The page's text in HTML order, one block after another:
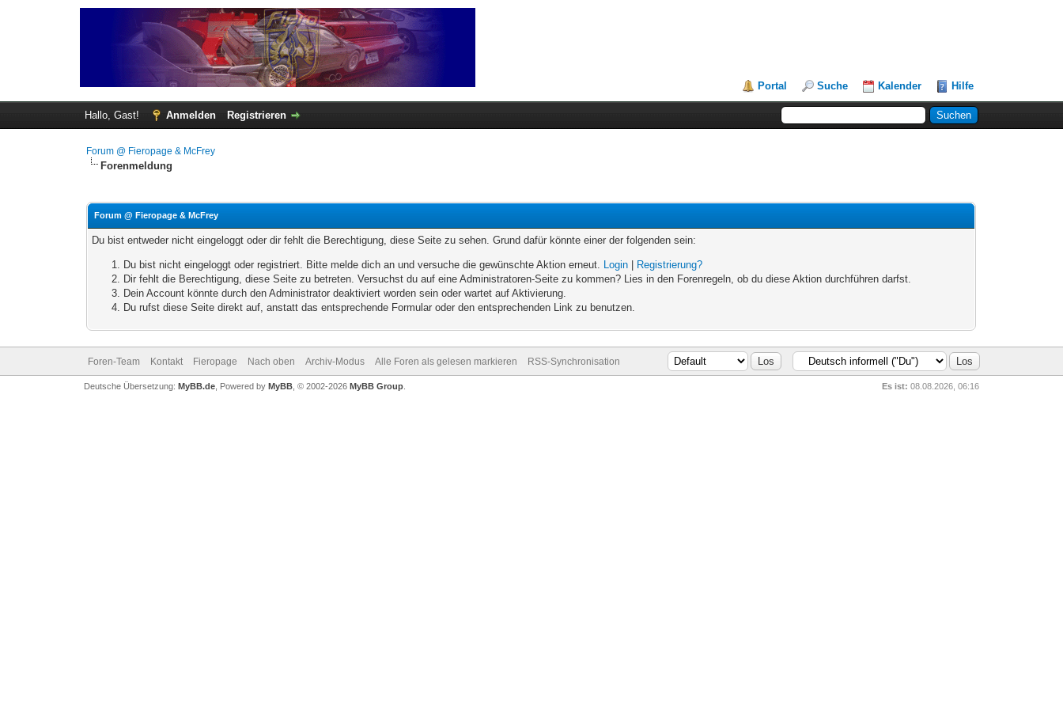
Portal Suche Kalender Hilfe
Hallo, Gast! Anmelden Registrieren
Forum @ Fieropage & McFrey
Forenmeldung
Forum @ Fieropage & McFrey
Du bist entweder nicht eingeloggt oder dir fehlt die Berechtigung, diese Seite zu sehen. Grund dafür könnte einer der folgenden sein:
Du bist nicht eingeloggt oder registriert. Bitte melde dich an und versuche die gewünschte Aktion erneut. Login
Registrierung?
Dir fehlt die Berechtigung, diese Seite zu betreten. Versuchst du auf eine Administratoren-Seite zu kommen? Lies in den Forenregeln, ob du diese Aktion durchführen darfst.
Dein Account könnte durch den Administrator deaktiviert worden sein oder wartet auf Aktivierung.
Du rufst diese Seite direkt auf, anstatt das entsprechende Formular oder den entsprechenden Link zu benutzen.
Foren-Team Kontakt Fieropage Nach oben Archiv-Modus Alle Foren als gelesen markieren RSS-Synchronisation
Es ist: 08.08.2026, 06:16
Deutsche Übersetzung: MyBB.de, Powered by MyBB, © 2002-2026 MyBB Group.